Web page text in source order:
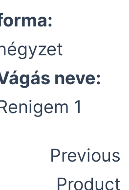
neve:
1
Previous
Product